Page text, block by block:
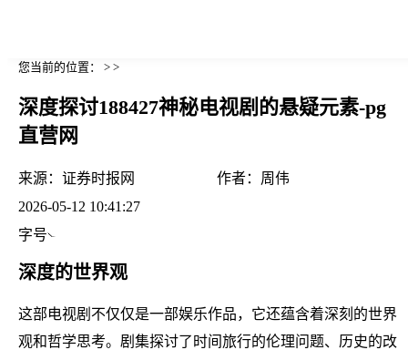
您当前的位置： > >
深度探讨188427神秘电视剧的悬疑元素-pg
直营网
来源： 证券时报网 作者： 周伟
2026-05-12 10:41:27
字号
深度的世界观
这部电视剧不仅仅是一部娱乐作品，它还蕴含着深刻的世界
观和哲学思考。剧集探讨了时间旅行的伦理问题、历史的改